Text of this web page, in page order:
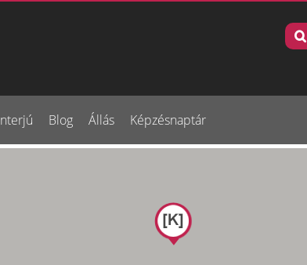
Blog Állás Képzésnaptár